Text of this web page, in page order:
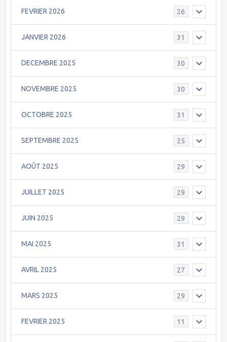
FEVRIER 2026 26
JANVIER 2026 31
DECEMBRE 2025 30
NOVEMBRE 2025 30
OCTOBRE 2025 31
SEPTEMBRE 2025 25
AOÛT 2025 29
JUILLET 2025 29
JUIN 2025 29
MAI 2025 31
AVRIL 2025 27
MARS 2025 29
FEVRIER 2025 11